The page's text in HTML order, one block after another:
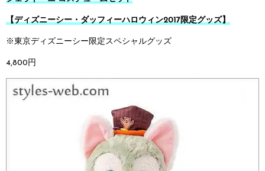
【ディズニーシー・ダッフィーハロウィン2017限定グッズ】
※東京ディズニーシー限定スペシャルグッズ
4,800円